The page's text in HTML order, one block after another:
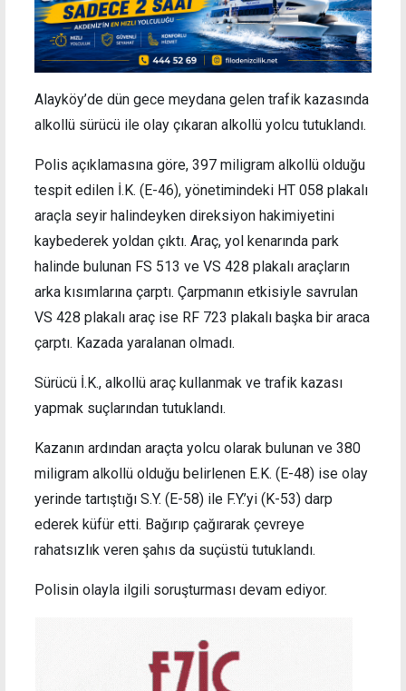
Alayköy’de dün gece meydana gelen trafik kazasında
alkollü sürücü ile olay çıkaran alkollü yolcu tutuklandı.
Polis açıklamasına göre, 397 miligram alkollü olduğu
tespit edilen İ.K. (E-46), yönetimindeki HT 058 plakalı
araçla seyir halindeyken direksiyon hakimiyetini
kaybederek yoldan çıktı. Araç, yol kenarında park
halinde bulunan FS 513 ve VS 428 plakalı araçların
arka kısımlarına çarptı. Çarpmanın etkisiyle savrulan
VS 428 plakalı araç ise RF 723 plakalı başka bir araca
çarptı. Kazada yaralanan olmadı.
Sürücü İ.K., alkollü araç kullanmak ve trafik kazası
yapmak suçlarından tutuklandı.
Kazanın ardından araçta yolcu olarak bulunan ve 380
miligram alkollü olduğu belirlenen E.K. (E-48) ise olay
yerinde tartıştığı S.Y. (E-58) ile F.Y.’yi (K-53) darp
ederek küfür etti. Bağırıp çağırarak çevreye
rahatsızlık veren şahıs da suçüstü tutuklandı.
Polisin olayla ilgili soruşturması devam ediyor.